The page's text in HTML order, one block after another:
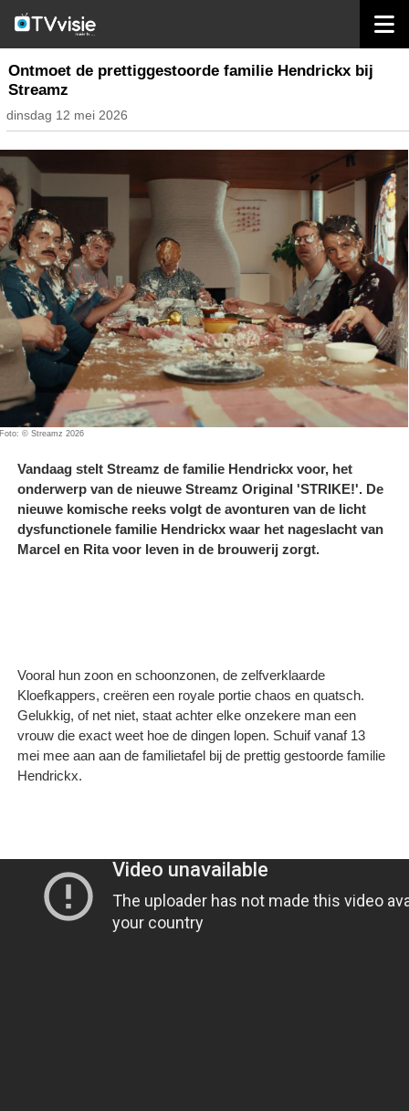
streaming
Ontmoet de prettiggestoorde familie Hendrickx bij
Streamz
dinsdag 12 mei 2026
Foto: © Streamz 2026
Vandaag stelt Streamz de familie Hendrickx voor, het
onderwerp van de nieuwe Streamz Original 'STRIKE!'. De
nieuwe komische reeks volgt de avonturen van de licht
dysfunctionele familie Hendrickx waar het nageslacht van
Marcel en Rita voor leven in de brouwerij zorgt.
Vooral hun zoon en schoonzonen, de zelfverklaarde
Kloefkappers, creëren een royale portie chaos en quatsch.
Gelukkig, of net niet, staat achter elke onzekere man een
vrouw die exact weet hoe de dingen lopen. Schuif vanaf 13
mei mee aan aan de familietafel bij de prettig gestoorde familie
Hendrickx.